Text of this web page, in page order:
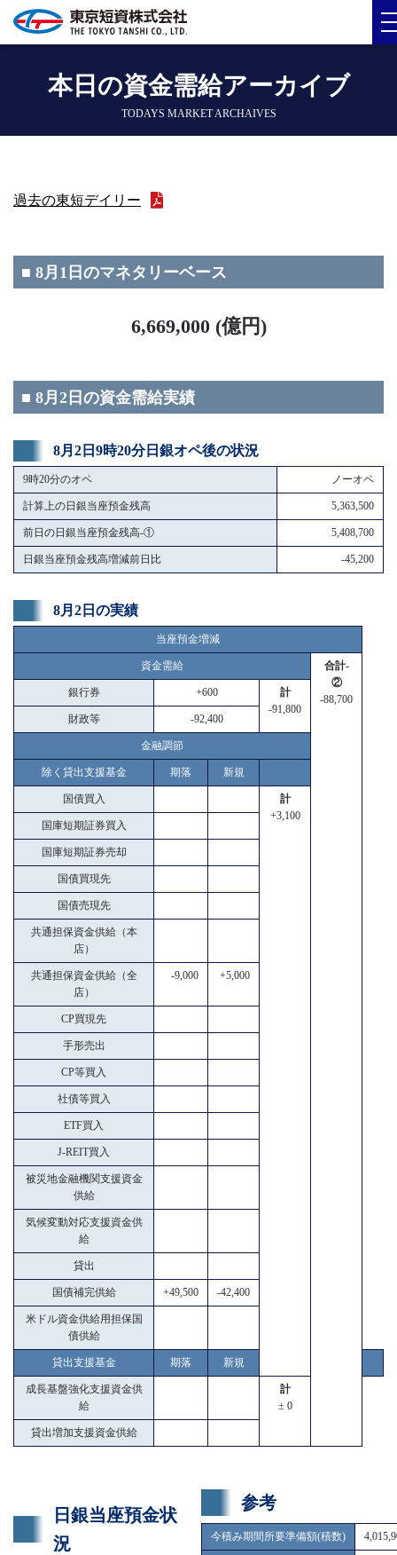
本日の資金需給アーカイブ
TODAYS MARKET ARCHAIVES
過去の東短デイリー
■ 8月1日のマネタリーベース
6,669,000 (億円)
■ 8月2日の資金需給実績
8月2日9時20分日銀オペ後の状況
9時20分のオペ ノーオペ
計算上の日銀当座預金残高 5,363,500
前日の日銀当座預金残高-① 5,408,700
日銀当座預金残高増減前日比 -45,200
8月2日の実績
当座預金増減
資金需給
合計-
②
-88,700
銀行券 +600
計
-91,800
財政等 -92,400
金融調節
除く貸出支援基金 期落 新規
国債買入
計
+3,100
国庫短期証券買入
国庫短期証券売却
国債買現先
国債売現先
共通担保資金供給（本
店）
共通担保資金供給（全
店）
-9,000 +5,000
CP買現先
手形売出
CP等買入
社債等買入
ETF買入
J-REIT買入
被災地金融機関支援資金
供給
気候変動対応支援資金供
給
貸出
国債補完供給 +49,500 -42,400
米ドル資金供給用担保国
債供給
貸出支援基金 期落 新規
成長基盤強化支援資金供
給
計
± 0
貸出増加支援資金供給
日銀当座預金状
況
参考
今積み期間所要準備額(積数)